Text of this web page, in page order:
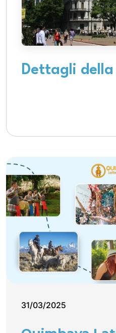
Dettagli
31/03/2025